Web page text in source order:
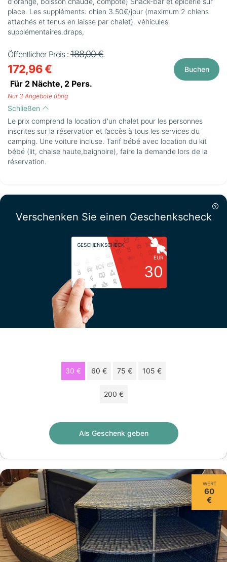
place. Les suppléments: chien 3.50€/jour (maximum 2 chiens
attachés et tenus en laisse par chalet). véhicules
supplémentaires.draps,
Öffentlicher Preis : 188,00 €
172,96 €
Für 2 Nächte, 2 Pers.
Buchen
Nur 3 Angebote übrig
Schließen
Le prix comprend la location d'un chalet pour les personnes
inscrites sur la réservation et l’accès à tous les services du
camping. Une voiture incluse. Tarif bébé avec location du kit
bébé (lit, chaise haute,baignoire), faire la demande lors de la
réservation.
Verschenken Sie einen Geschenkscheck
GESCHENKSCHECK
EUR
30
30 € 60 € 75 € 105 €
200 €
Als Geschenk geben
WERT
60
€